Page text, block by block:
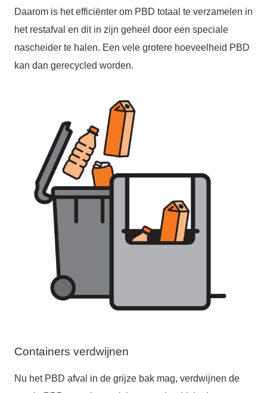
Daarom is het efficiënter om PBD totaal te verzamelen in
het restafval en dit in zijn geheel door een speciale
nascheider te halen. Een vele grotere hoeveelheid PBD
kan dan gerecycled worden.
Containers verdwijnen
Nu het PBD afval in de grijze bak mag, verdwijnen de